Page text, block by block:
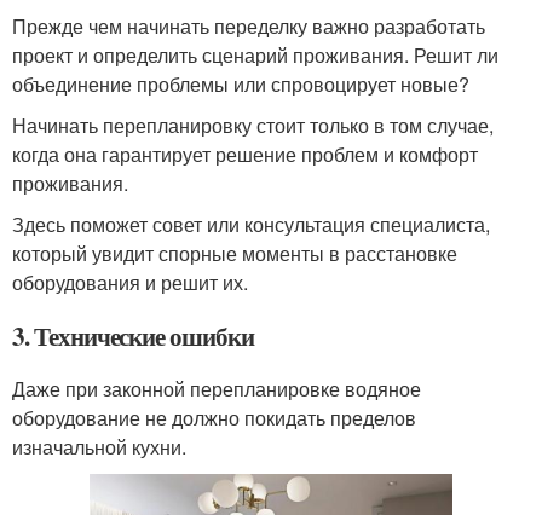
Прежде чем начинать переделку важно разработать
проект и определить сценарий проживания. Решит ли
объединение проблемы или спровоцирует новые?
Начинать перепланировку стоит только в том случае,
когда она гарантирует решение проблем и комфорт
проживания.
Здесь поможет совет или консультация специалиста,
который увидит спорные моменты в расстановке
оборудования и решит их.
3. Технические ошибки
Даже при законной перепланировке водяное
оборудование не должно покидать пределов
изначальной кухни.